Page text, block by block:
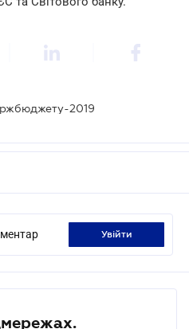
2019
увійти